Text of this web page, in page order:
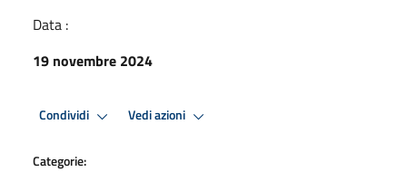
Data :
19 novembre 2024
Condividi Vedi azioni
Categorie: